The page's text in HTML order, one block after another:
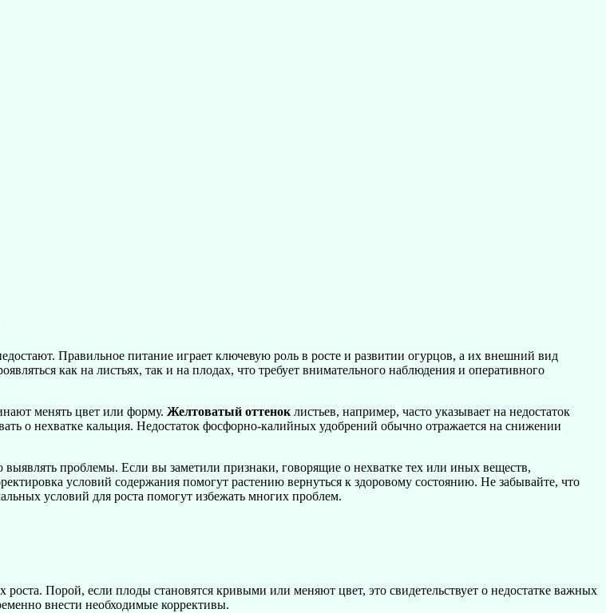
Правильное питание играет ключевую роль в росте и развитии огурцов, а их внешний вид
как на листьях, так и на плодах, что требует внимательного наблюдения и оперативного
менять цвет или форму. Желтоватый оттенок листьев, например, часто указывает на недостаток
о нехватке кальция. Недостаток фосфорно-калийных удобрений обычно отражается на снижении
проблемы. Если вы заметили признаки, говорящие о нехватке тех или иных веществ,
условий содержания помогут растению вернуться к здоровому состоянию. Не забывайте, что
условий для роста помогут избежать многих проблем.
Порой, если плоды становятся кривыми или меняют цвет, это свидетельствует о недостатке важных
внести необходимые коррективы.